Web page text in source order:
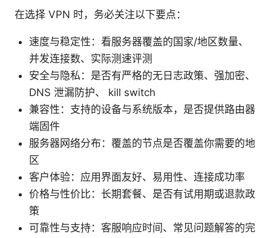
在选择 VPN 时，务必关注以下要点：
速度与稳定性：看服务器覆盖的国家/地区数量、
并发连接数、实际测速评测
安全与隐私：是否有严格的无日志政策、强加密、
DNS 泄漏防护、 kill switch
兼容性：支持的设备与系统版本，是否提供路由器
端固件
服务器网络分布：覆盖的节点是否覆盖你需要的地
区
客户体验：应用界面友好、易用性、连接成功率
价格与性价比：长期套餐、是否有试用期或退款政
策
可靠性与支持：客服响应时间、常见问题解答的完